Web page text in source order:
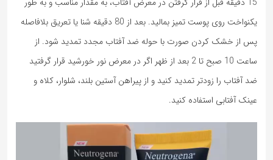
یکنواخت روی پوست تمیز بمالید. بعد از 80 دقیقه شنا یا تعریق بلافاصله
پس از خشک کردن صورت با حوله ضد آفتاب مجدد تمدید شود. از
ساعت 10 صبح تا 2 بعد از ظهر اگر در معرض نور خورشید قرار گرفتید
ضد آفتاب را زودتر تمدید کنید و از پیراهن آستین بلند، شلوار، کلاه و
عینک آفتابی استفاده کنید.